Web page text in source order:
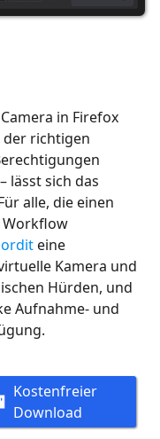
in Firefox
der richtigen
lässt sich das
alle, die einen
Workflow
eine
Kamera und
Hürden, und
Aufnahme- und
Kostenfreier
Download